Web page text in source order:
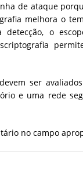
de ataque
melhora o
o
ser
e uma rede
no campo